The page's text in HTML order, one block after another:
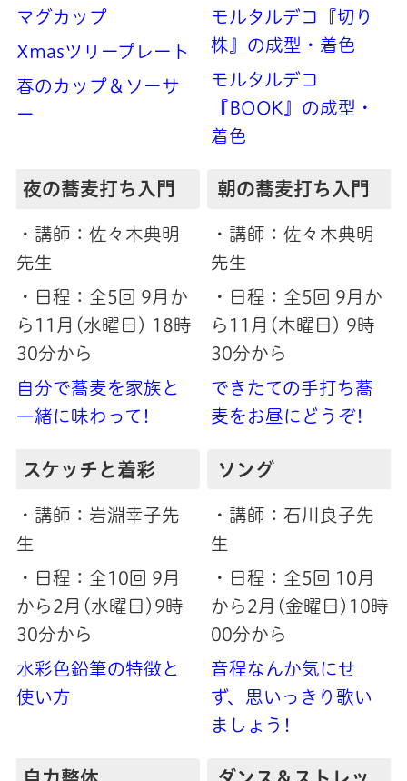
マグカップ
Xmasツリープレート
春のカップ＆ソーサ
ー
モルタルデコ『切り
株』の成型・着色
モルタルデコ
『BOOK』の成型・
着色
夜の蕎麦打ち入門
・講師：佐々木典明
先生
・日程：全5回 9月か
ら11月(水曜日) 18時
30分から
自分で蕎麦を家族と
一緒に味わって!
スケッチと着彩
・講師：岩淵幸子先
生
・日程：全10回 9月
から2月(水曜日)9時
30分から
水彩色鉛筆の特徴と
使い方
朝の蕎麦打ち入門
・講師：佐々木典明
先生
・日程：全5回 9月か
ら11月(木曜日) 9時
30分から
できたての手打ち蕎
麦をお昼にどうぞ!
ソング
・講師：石川良子先
生
・日程：全5回 10月
から2月(金曜日)10時
00分から
音程なんか気にせ
ず、思いっきり歌い
ましょう!